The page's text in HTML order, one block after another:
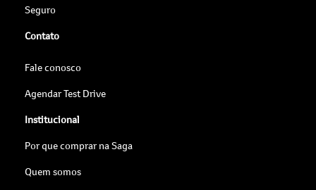
Seguro
Contato
Fale conosco
Agendar Test Drive
Institucional
Por que comprar na Saga
Quem somos